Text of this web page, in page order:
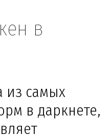
в
из самых
в даркнете,